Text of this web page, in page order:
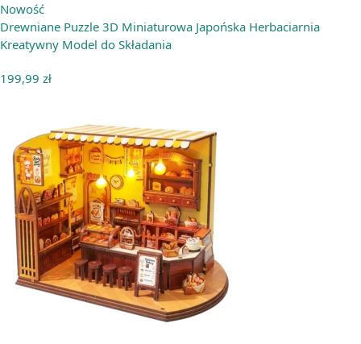
Nowość
Drewniane Puzzle 3D Miniaturowa Japońska Herbaciarnia
Kreatywny Model do Składania
199,99 zł